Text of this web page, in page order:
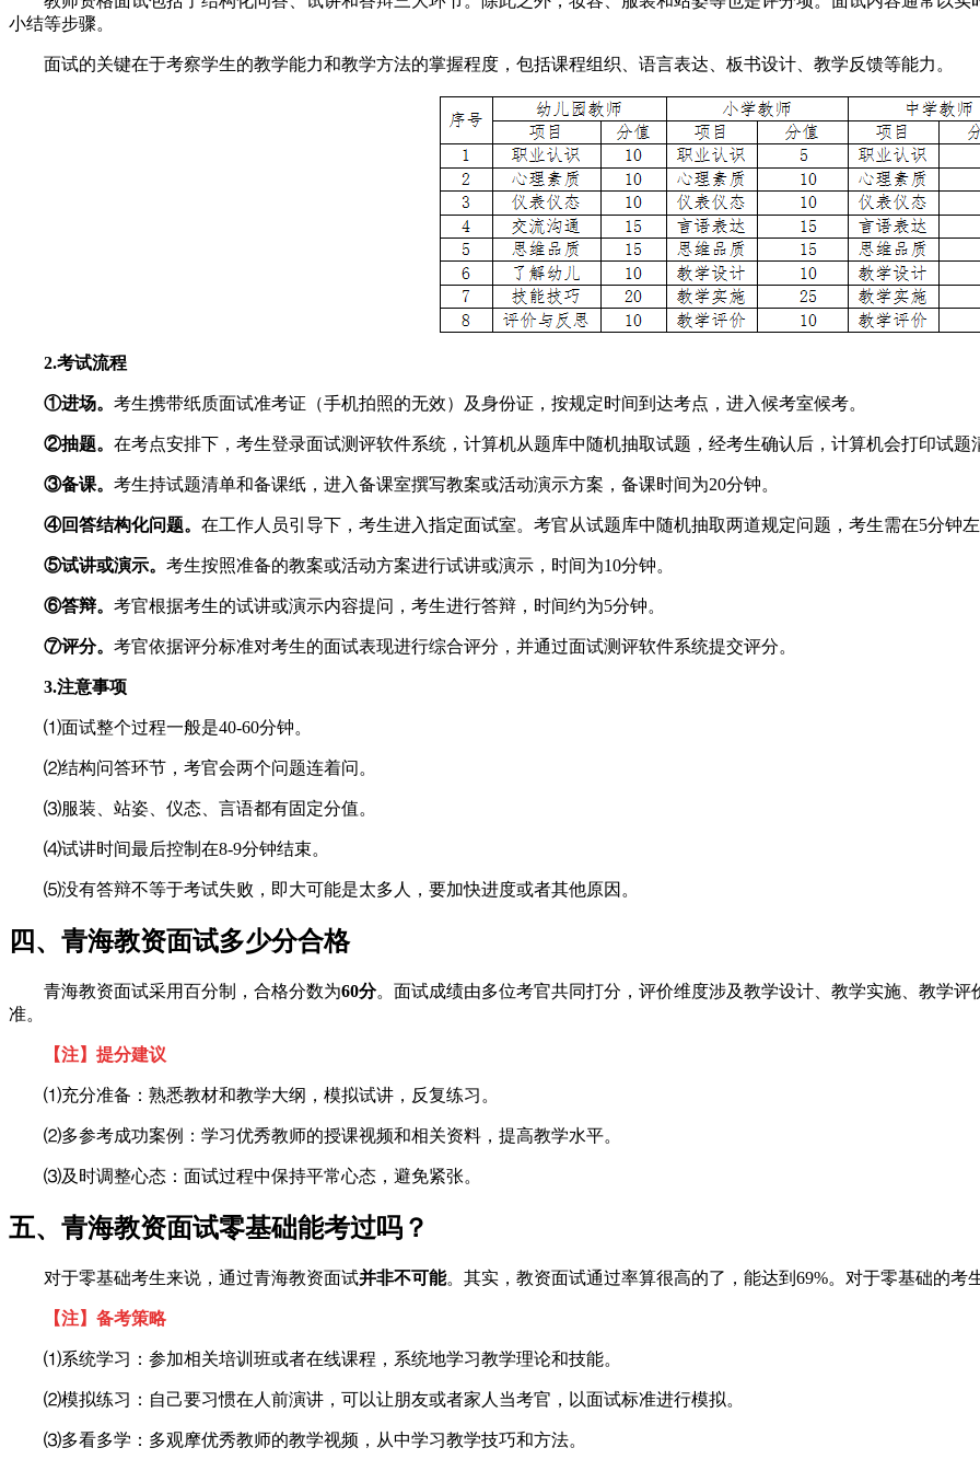
小结等步骤。
面试的关键在于考察学生的教学能力和教学方法的掌握程度，包括课程组织、语言表达、板书设计、教学反馈等能力。
2.考试流程
①进场。 考生携带纸质面试准考证（手机拍照的无效）及身份证，按规定时间到达考点，进入候考室候考。
②抽题。 在考点安排下，考生登录面试测评软件系统，计算机从题库中随机抽取试题，经考生确认后，计算机会打印试题
③备课。 考生持试题清单和备课纸，进入备课室撰写教案或活动演示方案，备课时间为20分钟。
④回答结构化问题。 在工作人员引导下，考生进入指定面试室。考官从试题库中随机抽取两道规定问题，考生需在5分钟左
⑤试讲或演示。 考生按照准备的教案或活动方案进行试讲或演示，时间为10分钟。
⑥答辩。 考官根据考生的试讲或演示内容提问，考生进行答辩，时间约为5分钟。
⑦评分。 考官依据评分标准对考生的面试表现进行综合评分，并通过面试测评软件系统提交评分。
3.注意事项
⑴面试整个过程一般是40-60分钟。
⑵结构问答环节，考官会两个问题连着问。
⑶服装、站姿、仪态、言语都有固定分值。
⑷试讲时间最后控制在8-9分钟结束。
⑸没有答辩不等于考试失败，即大可能是太多人，要加快进度或者其他原因。
四、青海教资面试多少分合格
青海教资面试采用百分制，合格分数为60分。面试成绩由多位考官共同打分，评价维度涉及教学设计、教学实施、教学
准。
【注】提分建议
⑴充分准备：熟悉教材和教学大纲，模拟试讲，反复练习。
⑵多参考成功案例：学习优秀教师的授课视频和相关资料，提高教学水平。
⑶及时调整心态：面试过程中保持平常心态，避免紧张。
五、青海教资面试零基础能考过吗？
对于零基础考生来说，通过青海教资面试并非不可能。其实，教资面试通过率算很高的了，能达到69%。对于零基础的考
【注】备考策略
⑴系统学习：参加相关培训班或者在线课程，系统地学习教学理论和技能。
⑵模拟练习：自己要习惯在人前演讲，可以让朋友或者家人当考官，以面试标准进行模拟。
⑶多看多学：多观摩优秀教师的教学视频，从中学习教学技巧和方法。